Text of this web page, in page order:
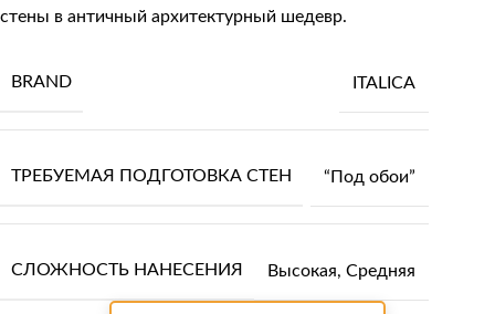
стены в античный архитектурный шедевр.
BRAND ITALICA
ТРЕБУЕМАЯ ПОДГОТОВКА СТЕН “Под обои”
СЛОЖНОСТЬ НАНЕСЕНИЯ Высокая, Средняя